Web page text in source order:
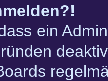
ein